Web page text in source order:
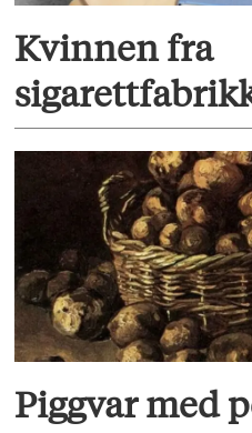
Kvinnen fra
Piggvar med